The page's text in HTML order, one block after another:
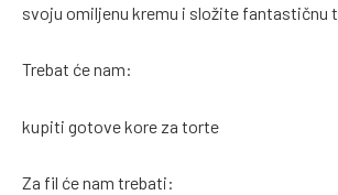
svoju omiljenu kremu i složite fantastičnu
Trebat će nam:
kupiti gotove kore za torte
Za fil će nam trebati: